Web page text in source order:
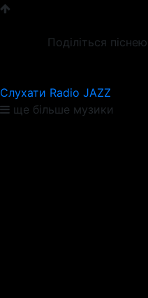
Поділіться
Слухати Radio JAZZ
ще більше музики